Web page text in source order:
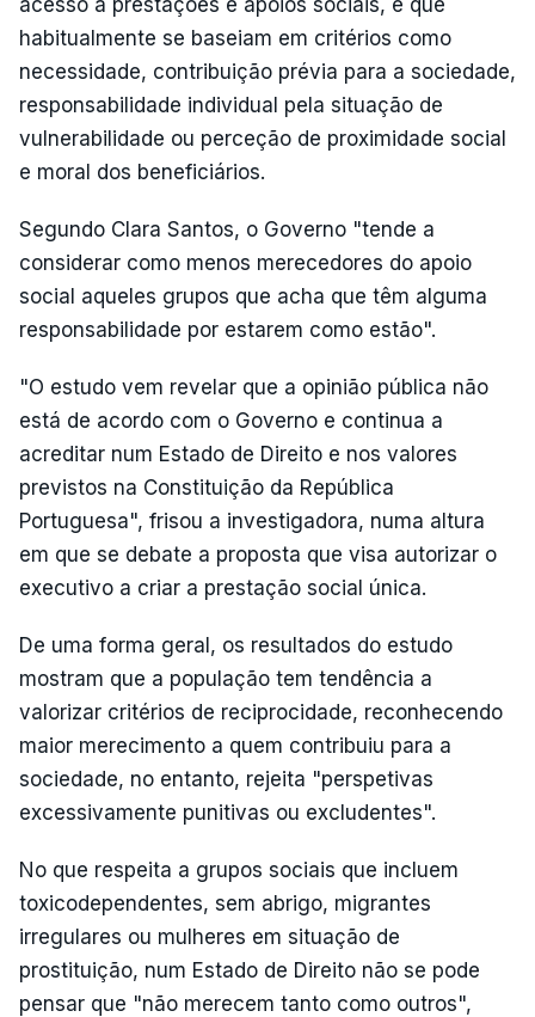
acesso a prestações e apoios sociais, e que
habitualmente se baseiam em critérios como
necessidade, contribuição prévia para a sociedade,
responsabilidade individual pela situação de
vulnerabilidade ou perceção de proximidade social
e moral dos beneficiários.
Segundo Clara Santos, o Governo "tende a
considerar como menos merecedores do apoio
social aqueles grupos que acha que têm alguma
responsabilidade por estarem como estão".
"O estudo vem revelar que a opinião pública não
está de acordo com o Governo e continua a
acreditar num Estado de Direito e nos valores
previstos na Constituição da República
Portuguesa", frisou a investigadora, numa altura
em que se debate a proposta que visa autorizar o
executivo a criar a prestação social única.
De uma forma geral, os resultados do estudo
mostram que a população tem tendência a
valorizar critérios de reciprocidade, reconhecendo
maior merecimento a quem contribuiu para a
sociedade, no entanto, rejeita "perspetivas
excessivamente punitivas ou excludentes".
No que respeita a grupos sociais que incluem
toxicodependentes, sem abrigo, migrantes
irregulares ou mulheres em situação de
prostituição, num Estado de Direito não se pode
pensar que "não merecem tanto como outros",